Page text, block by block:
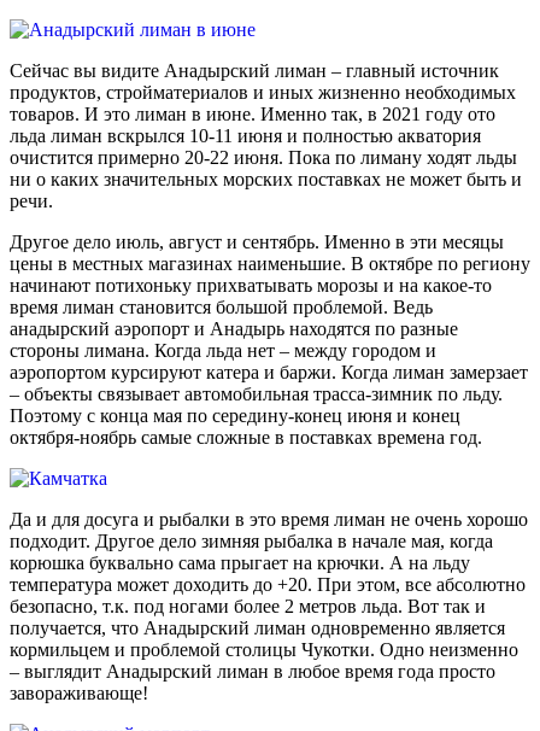
Сейчас вы видите Анадырский лиман – главный источник
продуктов, стройматериалов и иных жизненно необходимых
товаров. И это лиман в июне. Именно так, в 2021 году ото
льда лиман вскрылся 10-11 июня и полностью акватория
очистится примерно 20-22 июня. Пока по лиману ходят льды
ни о каких значительных морских поставках не может быть и
речи.
Другое дело июль, август и сентябрь. Именно в эти месяцы
цены в местных магазинах наименьшие. В октябре по региону
начинают потихоньку прихватывать морозы и на какое-то
время лиман становится большой проблемой. Ведь
анадырский аэропорт и Анадырь находятся по разные
стороны лимана. Когда льда нет – между городом и
аэропортом курсируют катера и баржи. Когда лиман замерзает
– объекты связывает автомобильная трасса-зимник по льду.
Поэтому с конца мая по середину-конец июня и конец
октября-ноябрь самые сложные в поставках времена год.
Да и для досуга и рыбалки в это время лиман не очень хорошо
подходит. Другое дело зимняя рыбалка в начале мая, когда
корюшка буквально сама прыгает на крючки. А на льду
температура может доходить до +20. При этом, все абсолютно
безопасно, т.к. под ногами более 2 метров льда. Вот так и
получается, что Анадырский лиман одновременно является
кормильцем и проблемой столицы Чукотки. Одно неизменно
– выглядит Анадырский лиман в любое время года просто
завораживающе!